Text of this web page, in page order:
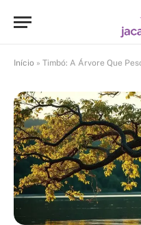
Início » Timbó: A Árvore Que